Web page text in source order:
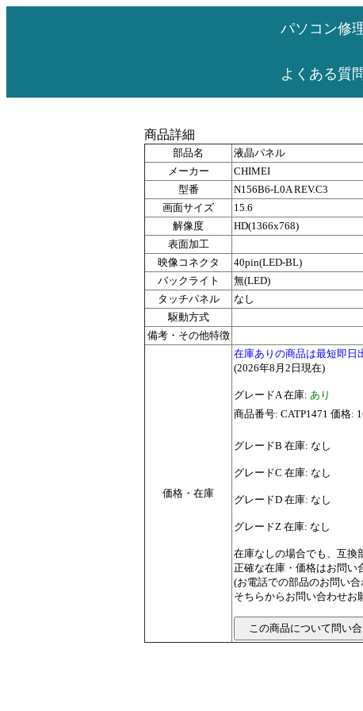
パソコン修
よくある質
商品詳細
部品名
液晶パネル
メーカー
CHIMEI
型番
N156B6-L0A REV.C3
画面サイズ
15.6
解像度
HD(1366x768)
表面加工
映像コネクタ
40pin(LED-BL)
バックライト
無(LED)
タッチパネル
なし
駆動方式
備考・その他特徴
価格・在庫
在庫ありの商品は最短即日
(2026年8月2日現在)
グレードA 在庫: あり
商品番号: CATP1471 価格:
グレードB 在庫: なし
グレードC 在庫: なし
グレードD 在庫: なし
グレードZ 在庫: なし
在庫なしの場合でも、互換
正確な在庫・価格はお問い
(お電話での部品のお問い
そちらからお問い合わせお